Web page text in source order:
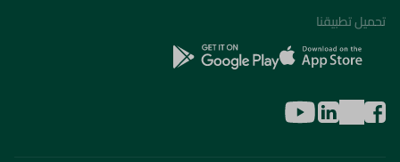
تحميل تطبيقنا